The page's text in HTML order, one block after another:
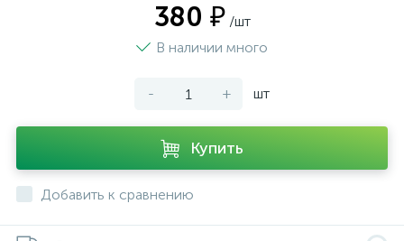
380 ₽ /шт
В наличии много
- + шт
Купить
Добавить к сравнению